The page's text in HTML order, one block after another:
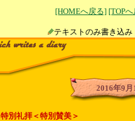
[HOMEへ戻る] [TOP
テキストのみ書
2016年9月
特別礼拝＜特別賛美＞